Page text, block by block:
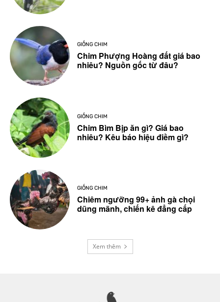
GIỐNG CHIM
Chim Phượng Hoàng đất giá bao
nhiêu? Nguồn gốc từ đâu?
GIỐNG CHIM
Chim Bìm Bịp ăn gì? Giá bao
nhiêu? Kêu báo hiệu điềm gì?
GIỐNG CHIM
Chiêm ngưỡng 99+ ảnh gà chọi
dũng mãnh, chiến kê đẳng cấp
Xem thêm